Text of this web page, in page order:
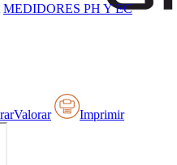
MEDIDORES PH Y EC
Valorar Imprimir